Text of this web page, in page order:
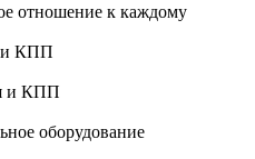
отношение к каждому
и КПП
и КПП
оборудование